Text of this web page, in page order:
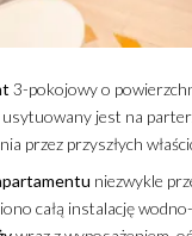
3-pokojowy o
usytuowany jest na
przez przyszłych
niezwykle
całą instalację